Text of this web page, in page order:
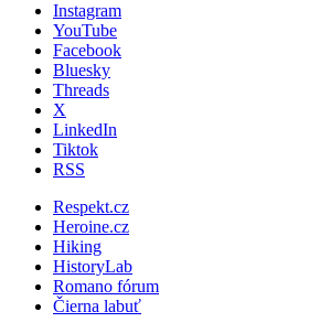
Instagram
YouTube
Facebook
Bluesky
Threads
X
LinkedIn
Tiktok
RSS
Respekt.cz
Heroine.cz
Hiking
HistoryLab
Romano fórum
Čierna labuť